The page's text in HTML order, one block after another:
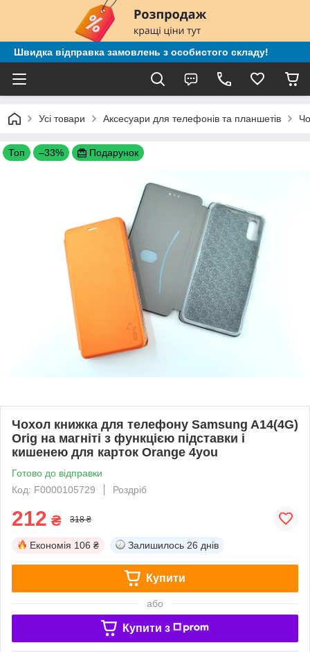
Швидка відправка замовлень з особистого складу!
Усі товари Аксесуари для телефонів та планшетів
Топ –33% Подарунок
Чохол книжка для телефону Samsung A14(4G)
Orig на магніті з функцією підставки і
кишенею для карток Orange 4you
Готово до відправки
Код: F0000105729
Роздріб
212 ₴ 318 ₴
Економія 106 ₴ Залишилось 26 днів
Купити
або
Купити з